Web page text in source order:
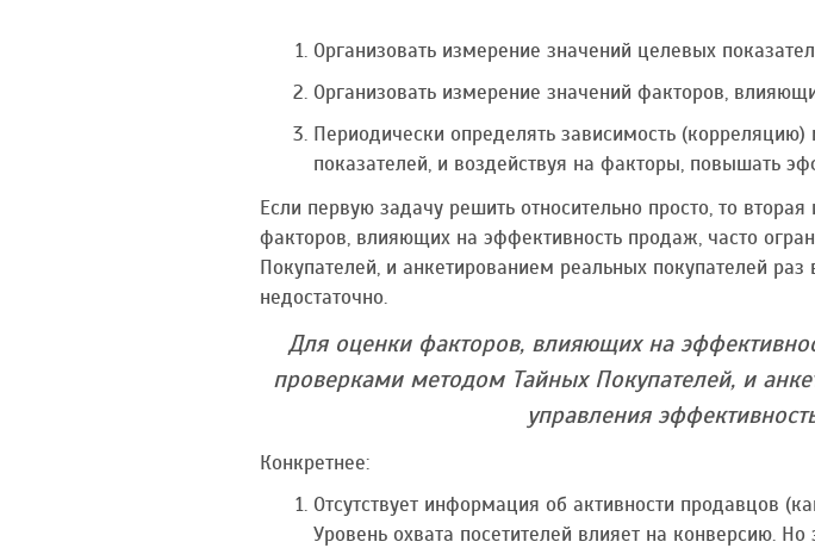
Организовать измерение значений целевых
Организовать измерение значений факторов,
Периодически определять зависимость
показателей, и воздействуя на факторы, повышать
Если первую задачу решить относительно просто, то
факторов, влияющих на эффективность продаж, часто
Покупателей, и анкетированием реальных покупателей
недостаточно.
Для оценки факторов, влияющих на
проверками методом Тайных Покупателей, и
управления
Конкретнее:
Отсутствует информация об активности продавцов
Уровень охвата посетителей влияет на конверсию.